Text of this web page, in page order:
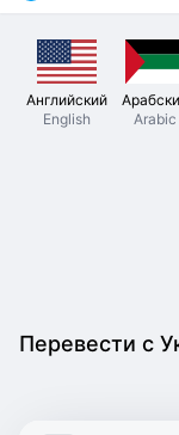
Английский
English
Arabic
Перевести с